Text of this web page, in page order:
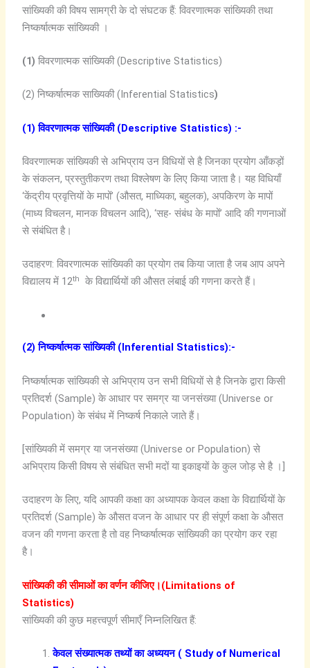
सांख्यिकी की विषय सामग्री के दो संघटक हैं: विवरणात्मक सांख्यिकी तथा
निष्कर्षात्मक सांख्यिकी ।
(1) विवरणात्मक सांख्यिकी (Descriptive Statistics)
(2) निष्कर्षात्मक साख्यिकी (Inferential Statistics)
(1) विवरणात्मक सांख्यिकी (Descriptive Statistics) :-
विवरणात्मक सांख्यिकी से अभिप्राय उन विधियों से है जिनका प्रयोग आँकड़ों
के संकलन, प्रस्तुतीकरण तथा विश्लेषण के लिए किया जाता है। यह विधियाँ
‘केंद्रीय प्रवृत्तियों के मापों’ (औसत, माध्यिका, बहुलक), अपकिरण के मापों
(माध्य विचलन, मानक विचलन आदि), ‘सह- संबंध के मापों’ आदि की गणनाओं
से संबंधित है।
उदाहरण: विवरणात्मक सांख्यिकी का प्रयोग तब किया जाता है जब आप अपने
विद्यालय में 12th के विद्यार्थियों की औसत लंबाई की गणना करते हैं।
(2) निष्कर्षात्मक सांख्यिकी (Inferential Statistics):-
निष्कर्षात्मक सांख्यिकी से अभिप्राय उन सभी विधियों से है जिनके द्वारा किसी
प्रतिदर्श (Sample) के आधार पर समग्र या जनसंख्या (Universe or
Population) के संबंध में निष्कर्ष निकाले जाते हैं।
[सांख्यिकी में समग्र या जनसंख्या (Universe or Population) से
अभिप्राय किसी विषय से संबंधित सभी मदों या इकाइयों के कुल जोड़ से है ।]
उदाहरण के लिए, यदि आपकी कक्षा का अध्यापक केवल कक्षा के विद्यार्थियों के
प्रतिदर्श (Sample) के औसत वजन के आधार पर ही संपूर्ण कक्षा के औसत
वजन की गणना करता है तो वह निष्कर्षात्मक सांख्यिकी का प्रयोग कर रहा
है।
सांख्यिकी की सीमाओं का वर्णन कीजिए।(Limitations of
Statistics)
सांख्यिकी की कुछ महत्त्वपूर्ण सीमाएँ निम्नलिखित हैं:
केवल संख्यात्मक तथ्यों का अध्ययन ( Study of Numerical